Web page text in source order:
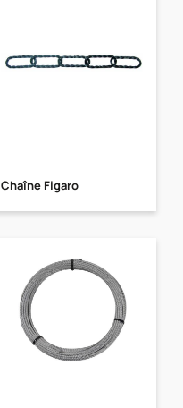
Chaîne Figaro